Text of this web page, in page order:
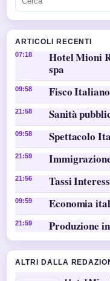
ARTICOLI RECENTI
07:18
Hotel Mioni
spa
09:58 Fisco
21:58 Sanità
09:58 Spettacolo
21:59
21:56 Tassi
09:59 Economia
21:59 Produzione
ALTRI DALLA